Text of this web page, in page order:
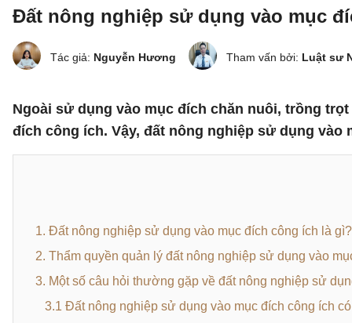
Đất nông nghiệp sử dụng vào mục
Tác giả: Nguyễn Hương Tham vấn bởi: Luật sư
Ngoài sử dụng vào mục đích chăn nuôi, trồng
đích công ích. Vậy, đất nông nghiệp sử dụng
1. Đất nông nghiệp sử dụng vào mục đích công ích là gì?
2. Thẩm quyền quản lý đất nông nghiệp sử dụng vào
3. Một số câu hỏi thường gặp về đất nông nghiệp sử
3.1 Đất nông nghiệp sử dụng vào mục đích công ích